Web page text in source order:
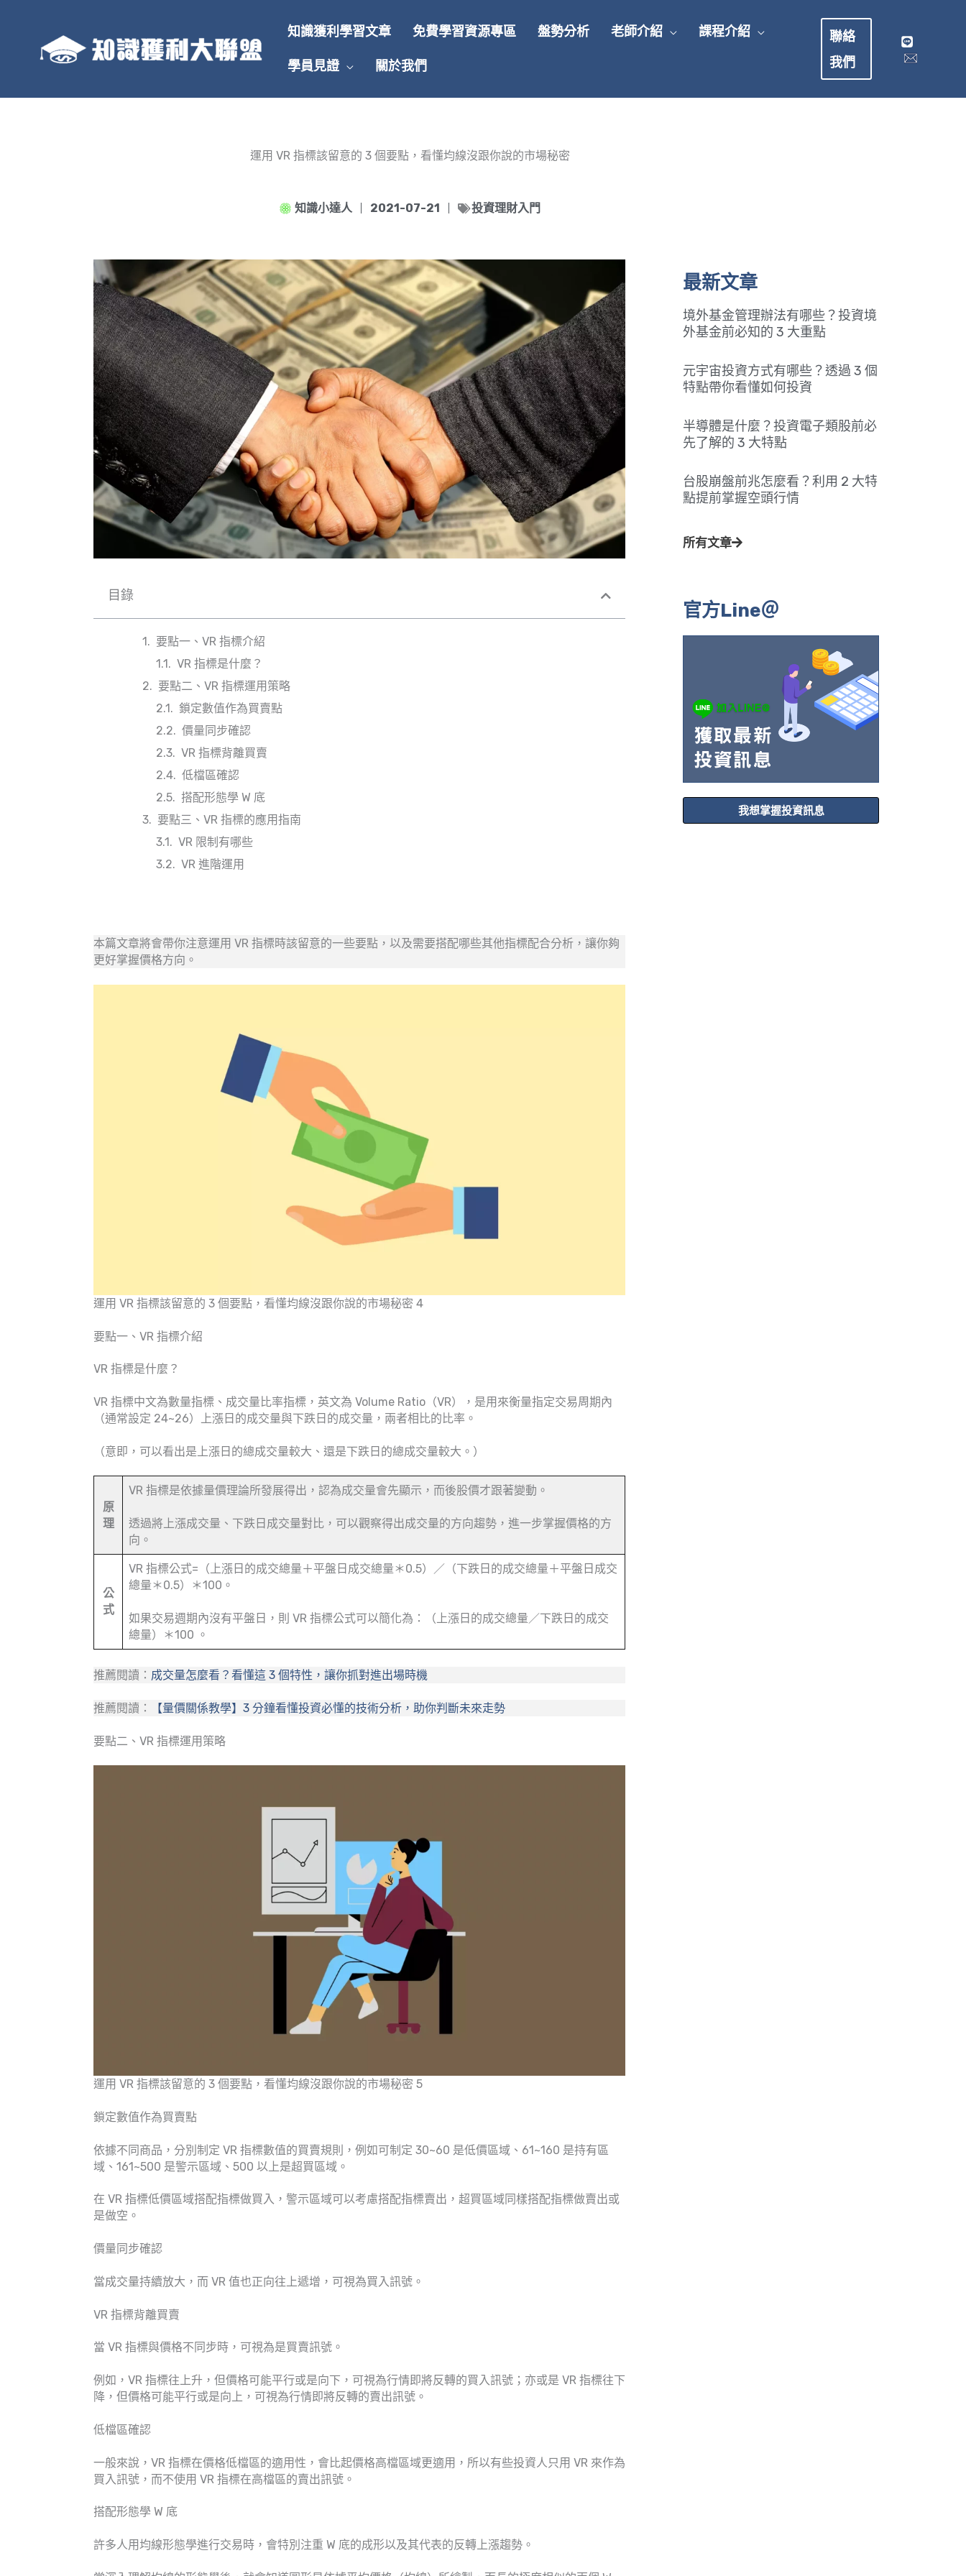
知識獲利學習文章 免費學習資源專區 盤勢分析 老師介紹 課程介紹
學員見證 關於我們
聯絡
我們
運用 VR 指標該留意的 3 個要點，看懂均線沒跟你說的市場秘密
知識小達人 2021-07-21 投資理財入門
目錄
要點一、VR 指標介紹
VR 指標是什麼？
要點二、VR 指標運用策略
鎖定數值作為買賣點
價量同步確認
VR 指標背離買賣
低檔區確認
搭配形態學 W 底
要點三、VR 指標的應用指南
VR 限制有哪些
VR 進階運用
本篇文章將會帶你注意運用 VR 指標時該留意的一些要點，以及需要搭配哪些其他指標配合分析，讓你夠
更好掌握價格方向。
運用 VR 指標該留意的 3 個要點，看懂均線沒跟你說的市場秘密 4
要點一、VR 指標介紹
VR 指標是什麼？
VR 指標中文為數量指標、成交量比率指標，英文為 Volume Ratio（VR），是用來衡量指定交易周期內
（通常設定 24~26）上漲日的成交量與下跌日的成交量，兩者相比的比率。
（意即，可以看出是上漲日的總成交量較大、還是下跌日的總成交量較大。）
原
理
VR 指標是依據量價理論所發展得出，認為成交量會先顯示，而後股價才跟著變動。
透過將上漲成交量、下跌日成交量對比，可以觀察得出成交量的方向趨勢，進一步掌握價格的方
向。
公
式
VR 指標公式=（上漲日的成交總量＋平盤日成交總量＊0.5）／（下跌日的成交總量＋平盤日成交
總量＊0.5）＊100。
如果交易週期內沒有平盤日，則 VR 指標公式可以簡化為：（上漲日的成交總量／下跌日的成交
總量）＊100 。
推薦閱讀： 成交量怎麼看？看懂這 3 個特性，讓你抓對進出場時機
推薦閱讀： 【量價關係教學】3 分鐘看懂投資必懂的技術分析，助你判斷未來走勢
要點二、VR 指標運用策略
運用 VR 指標該留意的 3 個要點，看懂均線沒跟你說的市場秘密 5
鎖定數值作為買賣點
依據不同商品，分別制定 VR 指標數值的買賣規則，例如可制定 30~60 是低價區域、61~160 是持有區
域、161~500 是警示區域、500 以上是超買區域。
在 VR 指標低價區域搭配指標做買入，警示區域可以考慮搭配指標賣出，超買區域同樣搭配指標做賣出或
是做空。
價量同步確認
當成交量持續放大，而 VR 值也正向往上遞增，可視為買入訊號。
VR 指標背離買賣
當 VR 指標與價格不同步時，可視為是買賣訊號。
例如，VR 指標往上升，但價格可能平行或是向下，可視為行情即將反轉的買入訊號；亦或是 VR 指標往下
降，但價格可能平行或是向上，可視為行情即將反轉的賣出訊號。
低檔區確認
一般來說，VR 指標在價格低檔區的適用性，會比起價格高檔區域更適用，所以有些投資人只用 VR 來作為
買入訊號，而不使用 VR 指標在高檔區的賣出訊號。
搭配形態學 W 底
許多人用均線形態學進行交易時，會特別注重 W 底的成形以及其代表的反轉上漲趨勢。
最新文章
境外基金管理辦法有哪些？投資境
外基金前必知的 3 大重點
元宇宙投資方式有哪些？透過 3 個
特點帶你看懂如何投資
半導體是什麼？投資電子類股前必
先了解的 3 大特點
台股崩盤前兆怎麼看？利用 2 大特
點提前掌握空頭行情
所有文章
官方Line＠
我想掌握投資訊息